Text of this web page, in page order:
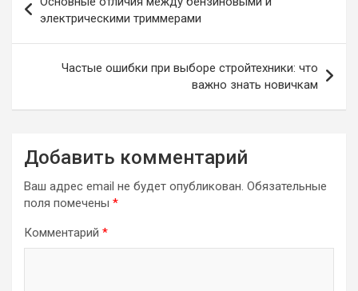
по
записям
электрическими триммерами
Частые ошибки при выборе стройтехники: что
важно знать новичкам
Добавить комментарий
Ваш адрес email не будет опубликован. Обязательные
поля помечены *
Комментарий *